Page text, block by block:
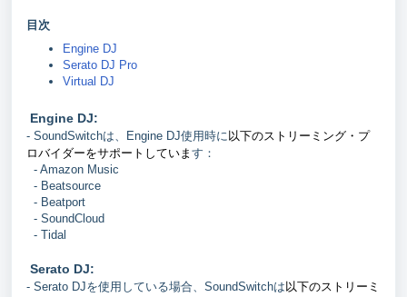
目次
Engine DJ
Serato DJ Pro
Virtual DJ
Engine DJ:
- SoundSwitchは、Engine DJ使用時に以下のストリーミング・プ
ロバイダーをサポートしていま す：
- Amazon Music
- Beatsource
- Beatport
- SoundCloud
- Tidal
Serato DJ:
- Serato DJを使用している場合、SoundSwitchは以下のストリーミ